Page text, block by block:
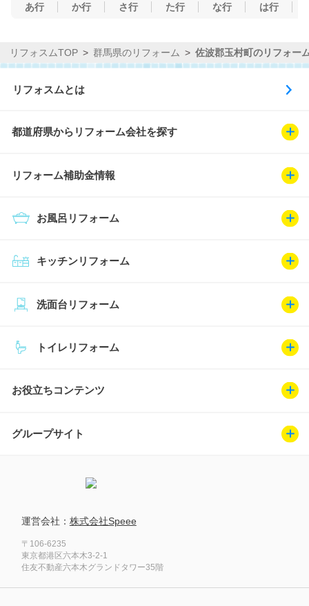
あ行 か行 さ行 た行 な行 は行
リフォスムTOP 群馬県のリフォーム 佐波郡玉村町のリフォー
リフォスムとは
都道府県からリフォーム会社を探す
リフォーム補助金情報
キッチンリフォーム
お風呂リフォーム
トイレリフォーム
洗面台リフォーム
お役立ちコンテンツ
グループサイト
運営会社： 株式会社Speee
〒106-6235
東京都港区六本木3-2-1
住友不動産六本木グランドタワー35階